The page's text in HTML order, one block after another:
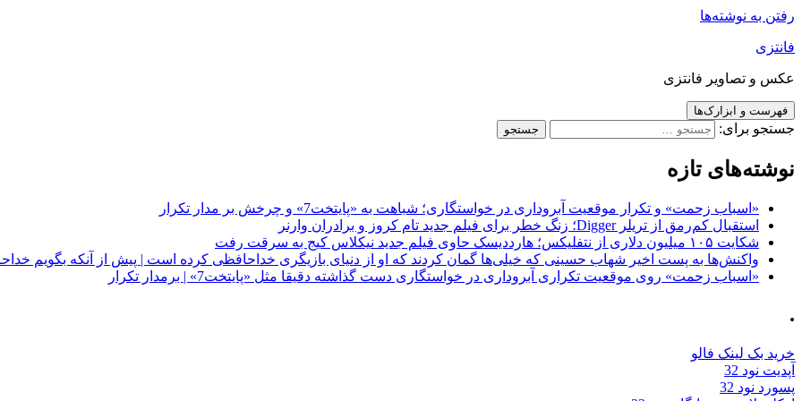
رفتن به نوشته‌ها
فانتزی
عکس و تصاویر فانتزی
فهرست و ابزارک‌ها
جستجو برای:
نوشته‌های تازه
«اسباب زحمت» و تکرار موقعیت آبروداری در خواستگاری؛ شباهت به «پایتخت7» و چرخش بر مدار تکرار
استقبال کم‌رمق از تریلر Digger؛ زنگ خطر برای فیلم جدید تام کروز و برادران وارنر
شکایت ۱۰۵ میلیون دلاری از نتفلیکس؛ هارددیسک حاوی فیلم جدید نیکلاس کیج به سرقت رفت
واکنش‌ها به پست اخیر شهاب حسینی که خیلی‌ها گمان کردند که او از دنیای بازیگری خداحافظی کرده است | پیش از آنکه بگویم
«اسباب زحمت» روی موقعیت تکراری آبروداری در خواستگاری دست گذاشته دقیقا مثل «پایتخت7» | برمدار تکرار
.
خرید بک لینک فالو
آپدیت نود 32
پسورد نود 32